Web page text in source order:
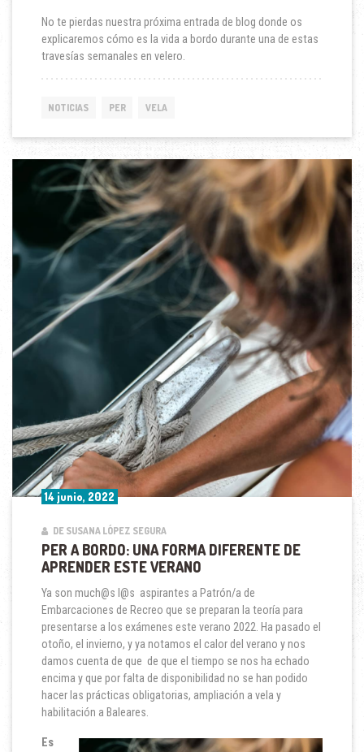
No te pierdas nuestra próxima entrada de blog donde os
explicaremos cómo es la vida a bordo durante una de estas
travesías semanales en velero.
NOTICIAS PER VELA
14 junio, 2022
DE SUSANA LÓPEZ SEGURA
PER A BORDO: UNA FORMA DIFERENTE DE
APRENDER ESTE VERANO
Ya son much@s l@s aspirantes a Patrón/a de
Embarcaciones de Recreo que se preparan la teoría para
presentarse a los exámenes este verano 2022. Ha pasado el
otoño, el invierno, y ya notamos el calor del verano y nos
damos cuenta de que de que el tiempo se nos ha echado
encima y que por falta de disponibilidad no se han podido
hacer las prácticas obligatorias, ampliación a vela y
habilitación a Baleares.
Es